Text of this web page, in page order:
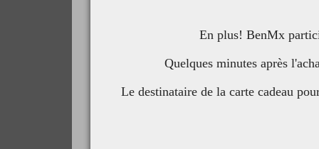
En plus! BenMx
Quelques minutes après
Le destinataire de la carte cadeau